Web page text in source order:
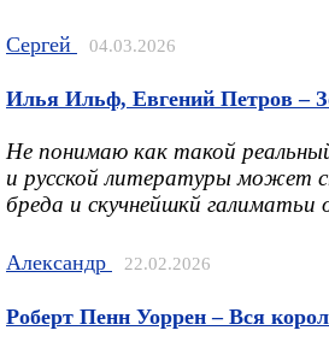
Сергей 04.03.2026
Илья Ильф, Евгений Петров –
Не понимаю как такой
и русской литературы может
бреда и скучнейшкй галиматьи
Александр 22.02.2026
Роберт Пенн Уоррен – Вся